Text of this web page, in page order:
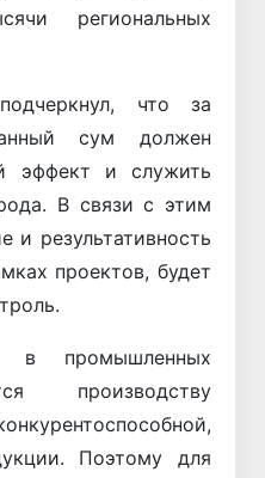
региональных
что за
сум должен
эффект и служить
В связи с этим
и результативность
проектов, будет
в промышленных
производству
Поэтому для